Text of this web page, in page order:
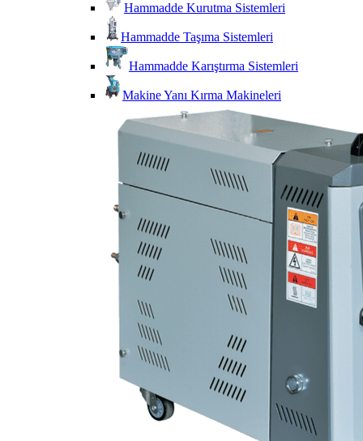
Hammadde Kurutma Sistemleri
Hammadde Taşıma Sistemleri
Hammadde Karıştırma Sistemleri
Makine Yanı Kırma Makineleri